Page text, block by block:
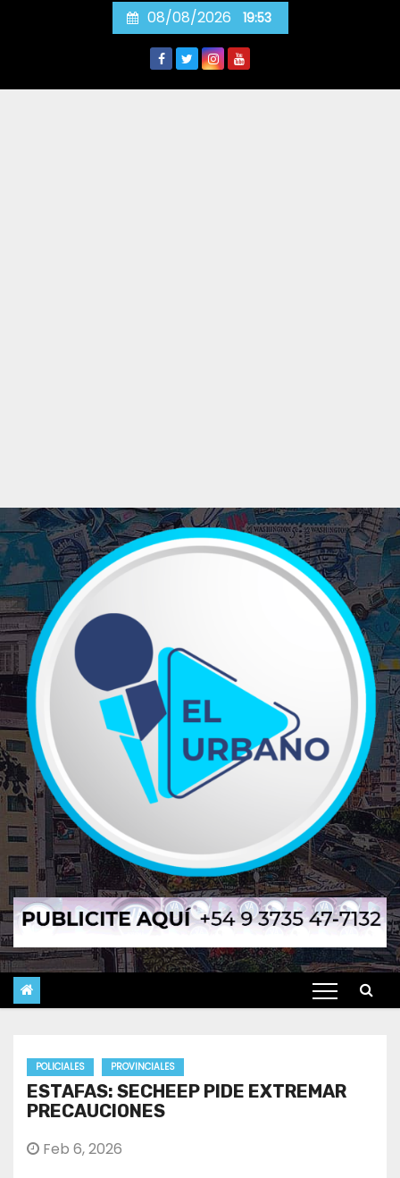
08/08/2026 19:53
POLICIALES PROVINCIALES
ESTAFAS: SECHEEP PIDE EXTREMAR
PRECAUCIONES
Feb 6, 2026